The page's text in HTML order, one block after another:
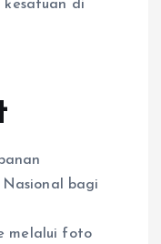
di
bagi
melalui foto